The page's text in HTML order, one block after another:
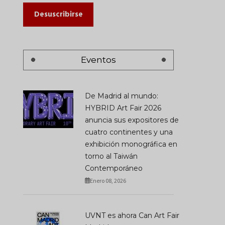
Desuscribirse
Eventos
De Madrid al mundo:
HYBRID Art Fair 2026
anuncia sus expositores de
cuatro continentes y una
exhibición monográfica en
torno al Taiwán
Contemporáneo
Enero 08, 2026
UVNT es ahora Can Art Fair